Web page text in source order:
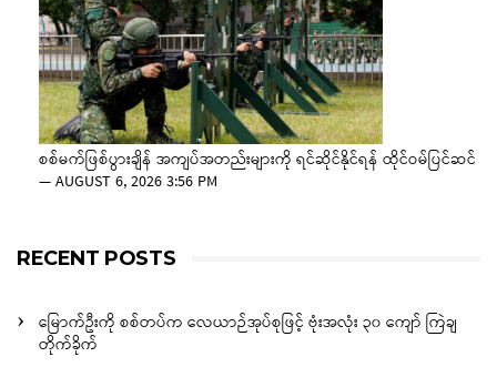
စစ်မက်ဖြစ်ပွားချိန် အကျပ်အတည်းများကို ရင်ဆိုင်နိုင်ရန် ထိုင်ဝမ်ပြင်ဆင်
—AUGUST 6, 2026 3:56 PM
RECENT POSTS
မြောက်ဦးကို စစ်တပ်က လေယာဉ်အုပ်စုဖြင့် ဗုံးအလုံး ၃၀ ကျော် ကြဲချ
တိုက်ခိုက်